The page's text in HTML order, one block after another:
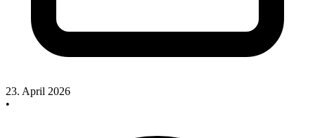
23. April 2026
•